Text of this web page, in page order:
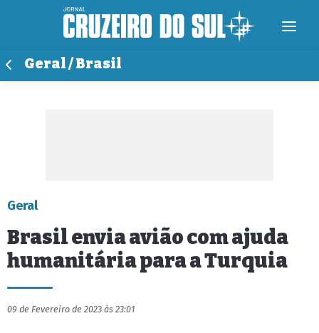
Geral / Brasil
Geral
Brasil envia avião com ajuda
humanitária para a Turquia
09 de Fevereiro de 2023 às 23:01